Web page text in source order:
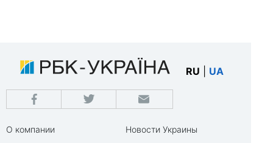
RU UA
О компании
Новости Украины